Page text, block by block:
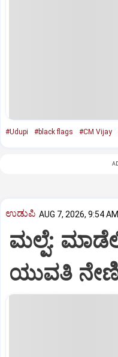
#Udupi #black flags #CM Vijay
ಉಡುಪಿ AUG 7, 2026, 9:54
ಮಲ್ಪೆ:
ಯುವತಿ